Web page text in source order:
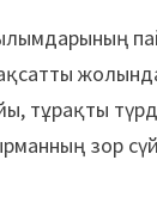
тұрақты
зор